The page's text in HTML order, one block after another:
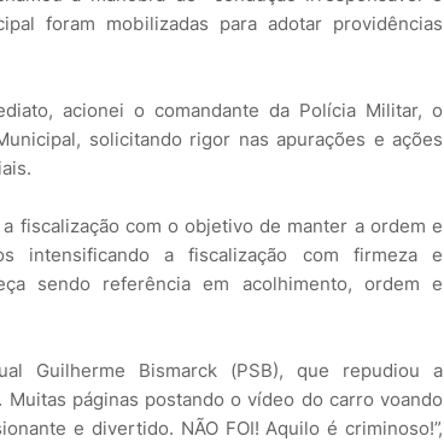
foram mobilizadas para adotar providências
acionei o comandante da Polícia Militar, o
solicitando rigor nas apurações e ações
fiscalização com o objetivo de manter a ordem e
intensificando a fiscalização com firmeza e
sendo referência em acolhimento, ordem e
Guilherme Bismarck (PSB), que repudiou a
Muitas páginas postando o vídeo do carro voando
e divertido. NÃO FOI! Aquilo é criminoso!”,